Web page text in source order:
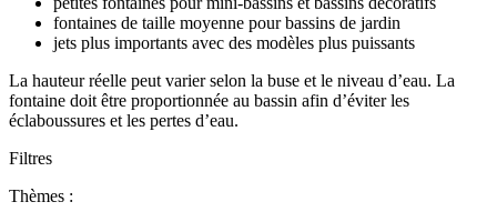
fontaines de taille moyenne pour bassins de jardin
jets plus importants avec des modèles plus puissants
La hauteur réelle peut varier selon la buse et le niveau d’eau. La
fontaine doit être proportionnée au bassin afin d’éviter les
éclaboussures et les pertes d’eau.
Filtres
Thèmes :